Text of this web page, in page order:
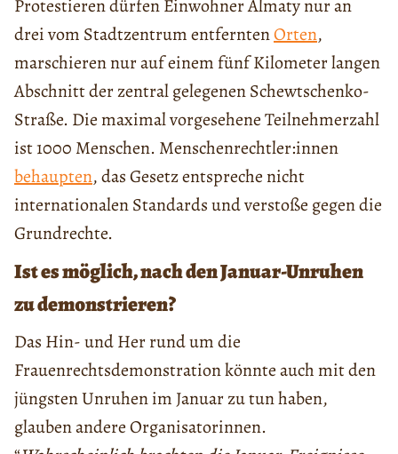
Protestieren dürfen Einwohner Almaty nur an
drei vom Stadtzentrum entferntenOrten,
marschieren nur auf einem fünf Kilometer langen
Abschnitt der zentral gelegenen Schewtschenko-
Straße. Die maximal vorgesehene Teilnehmerzahl
ist 1000 Menschen. Menschenrechtler:innen
behaupten, das Gesetz entspreche nicht
internationalen Standards und verstoße gegen die
Grundrechte.
Ist es möglich, nach den Januar-Unruhen
zu demonstrieren?
Das Hin- und Her rund um die
Frauenrechtsdemonstration könnte auch mit den
jüngsten Unruhen im Januar zu tun haben,
glauben andere Organisatorinnen.